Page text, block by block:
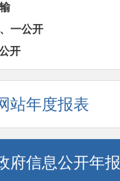
一公开
开
站年度报表
府信息公开年报